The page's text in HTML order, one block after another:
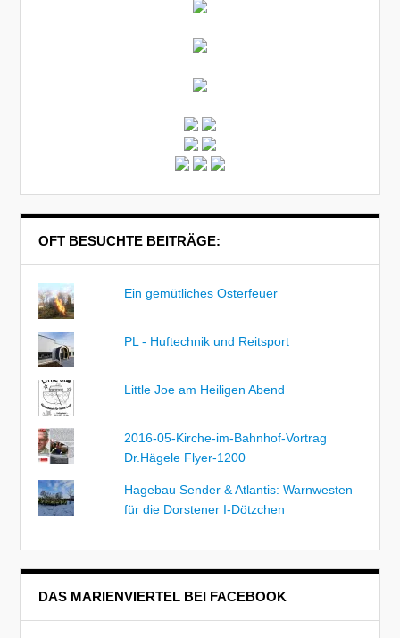
OFT BESUCHTE BEITRÄGE:
Ein gemütliches Osterfeuer
PL - Huftechnik und Reitsport
Little Joe am Heiligen Abend
2016-05-Kirche-im-Bahnhof-Vortrag
Dr.Hägele Flyer-1200
Hagebau Sender & Atlantis: Warnwesten
für die Dorstener I-Dötzchen
DAS MARIENVIERTEL BEI FACEBOOK